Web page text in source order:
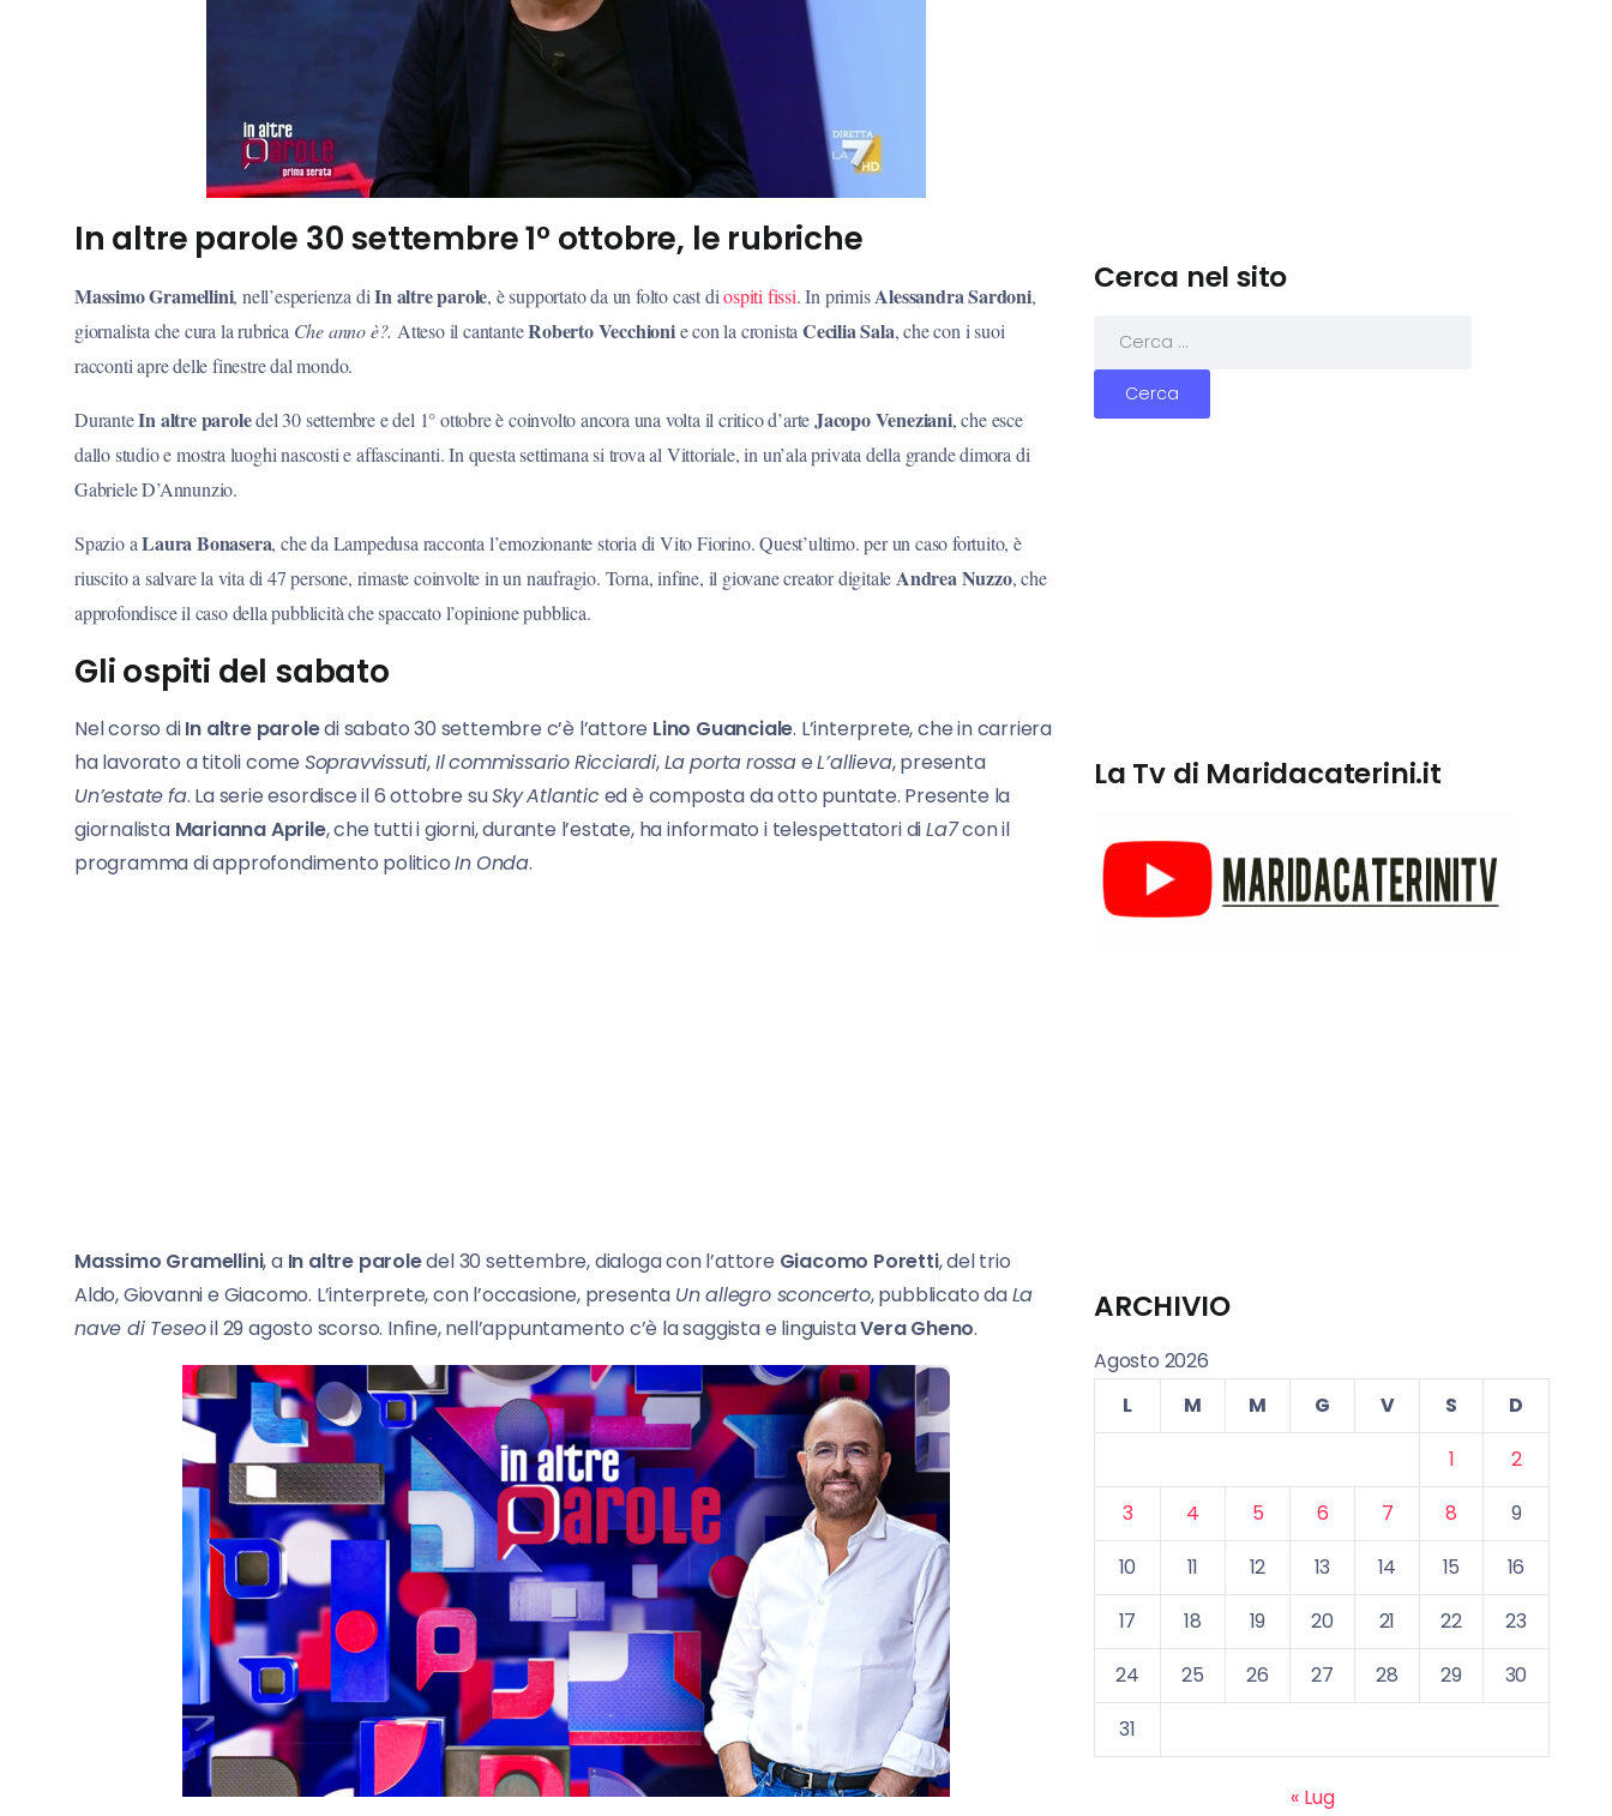
In altre parole 30 settembre 1° ottobre, le rubriche
Massimo Gramellini, nell’esperienza diIn altre parole, è supportato da un folto cast diospiti fissi.In primisAlessandra Sardoni,
giornalista checura la rubrica Che anno è?. Atteso il cantanteRoberto Vecchionie con la cronistaCecilia Sala,che con i suoi
racconti apre delle finestre dal mondo.
DuranteIn altre paroledel 30 settembre e del 1° ottobre è coinvolto ancora una volta il critico d’arteJacopo Veneziani, che esce
dallo studio e mostra luoghi nascosti e affascinanti. In questa settimana si trova al Vittoriale, in un’ala privata della grande dimora di
Gabriele D’Annunzio.
Spazio aLaura Bonasera, che da Lampedusa racconta l’emozionante storia di Vito Fiorino. Quest’ultimo. per un caso fortuito, è
riuscito a salvare la vita di 47 persone, rimaste coinvolte in un naufragio. Torna, infine, il giovane creator digitaleAndrea Nuzzo, che
approfondisce il caso della pubblicità che spaccato l’opinione pubblica.
Gli ospiti del sabato
Nel corso diIn altre paroledi sabato 30 settembre c’è l’attore Lino Guanciale. L’interprete, che in carriera
ha lavorato a titoli come Sopravvissuti,IlcommissarioRicciardi,LaportarossaeL’allieva, presenta
Un’estatefa. La serie esordisce il 6 ottobre suSkyAtlantic ed è composta da otto puntate. Presente la
giornalista MariannaAprile, che tutti i giorni, durante l’estate, ha informato i telespettatori diLa7con il
programma di approfondimento politicoInOnda.
Massimo Gramellini, a In altre paroledel 30 settembre, dialoga con l’attore Giacomo Poretti, del trio
Aldo, Giovanni e Giacomo. L’interprete, con l’occasione, presenta Un allegro sconcerto, pubblicato daLa
nave di Teseoil 29 agosto scorso. Infine, nell’appuntamento c’è la saggista e linguistaVera Gheno.
Cerca nel sito
La Tv di Maridacaterini.it
ARCHIVIO
Agosto 2026
L
M M G V S
D
1
2
3
4 5 6 7 8
9
10
11 12 13 14 15
16
17
18 19 20 21 22
23
24
25 26 27 28 29
30
31
« Lug